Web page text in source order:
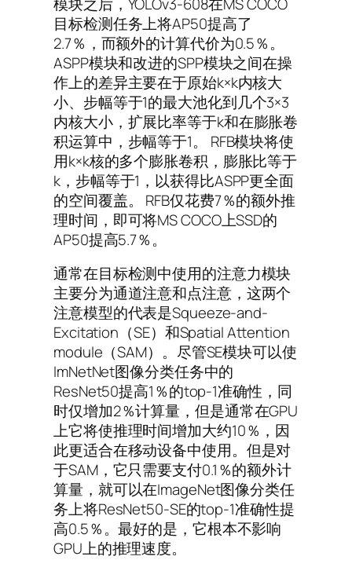
目标检测任务上将AP50提高了
2.7％，而额外的计算代价为0.5％。
ASPP模块和改进的SPP模块之间在操
作上的差异主要在于原始k×k内核大
小、步幅等于1的最大池化到几个3×3
内核大小，扩展比率等于k和在膨胀卷
积运算中，步幅等于1。 RFB模块将使
用k×k核的多个膨胀卷积，膨胀比等于
k，步幅等于1，以获得比ASPP更全面
的空间覆盖。 RFB仅花费7％的额外推
理时间，即可将MS COCO上SSD的
AP50提高5.7％。
通常在目标检测中使用的注意力模块
主要分为通道注意和点注意，这两个
注意模型的代表是Squeeze-and-
Excitation（SE）和Spatial Attention
module（SAM）。尽管SE模块可以使
ImNetNet图像分类任务中的
ResNet50提高1％的top-1准确性，同
时仅增加2％计算量，但是通常在GPU
上它将使推理时间增加大约10％，因
此更适合在移动设备中使用。但是对
于SAM，它只需要支付0.1％的额外计
算量，就可以在ImageNet图像分类任
务上将ResNet50-SE的top-1准确性提
高0.5％。最好的是，它根本不影响
GPU上的推理速度。